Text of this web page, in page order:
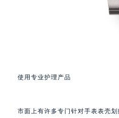
使用专业护理产品
市面上有许多专门针对手表表壳